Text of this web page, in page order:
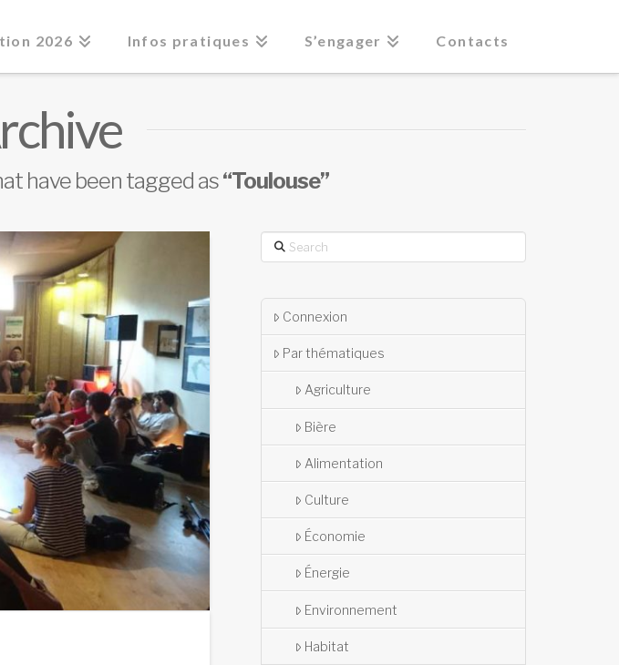
2026 Infos pratiques S’engager Contacts
have been tagged as“Toulouse”
Search
Connexion
Par thématiques
Agriculture
Bière
Alimentation
Culture
Économie
Énergie
Environnement
Habitat